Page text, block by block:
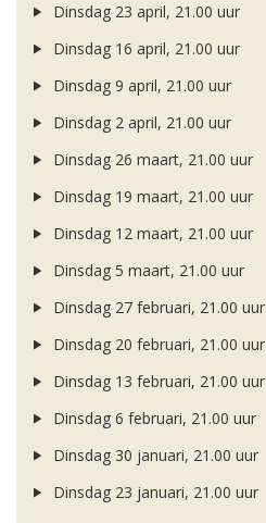
Dinsdag 23 april, 21.00 uur
Dinsdag 16 april, 21.00 uur
Dinsdag 9 april, 21.00 uur
Dinsdag 2 april, 21.00 uur
Dinsdag 26 maart, 21.00 uur
Dinsdag 19 maart, 21.00 uur
Dinsdag 12 maart, 21.00 uur
Dinsdag 5 maart, 21.00 uur
Dinsdag 27 februari, 21.00 uur
Dinsdag 20 februari, 21.00 uur
Dinsdag 13 februari, 21.00 uur
Dinsdag 6 februari, 21.00 uur
Dinsdag 30 januari, 21.00 uur
Dinsdag 23 januari, 21.00 uur